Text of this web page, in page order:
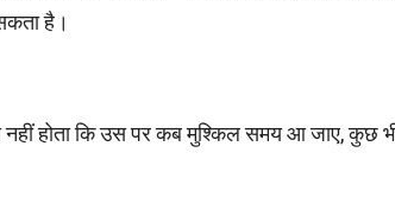
है।
होता कि उस पर कब मुश्किल समय आ जाए, कुछ